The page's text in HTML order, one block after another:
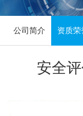
公司简介 资质荣
安全